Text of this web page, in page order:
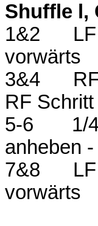
Shuffle l,
1&2
vorwärts
3&4
RF
5-6
1/
anheben
7&8
vorwärts